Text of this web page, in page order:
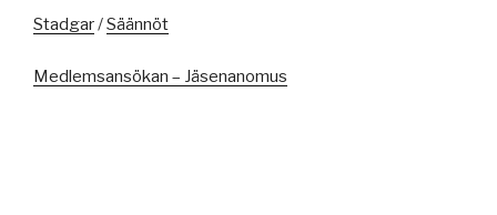
Stadgar/Säännöt
Medlemsansökan – Jäsenanomus